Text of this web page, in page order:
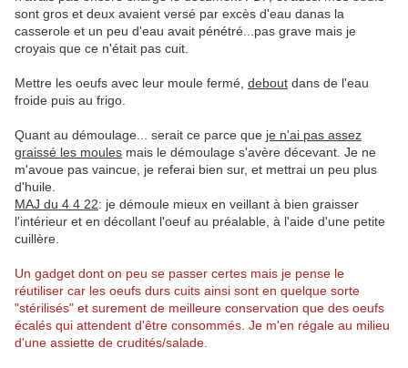
sont gros et deux avaient versé par excès d'eau danas la
casserole et un peu d'eau avait pénétré...pas grave mais je
croyais que ce n'était pas cuit.
Mettre les oeufs avec leur moule fermé, debout dans de l'eau
froide puis au frigo.
Quant au démoulage... serait ce parce que je n'ai pas assez
graissé les moules mais le démoulage s'avère décevant. Je ne
m'avoue pas vaincue, je referai bien sur, et mettrai un peu plus
d'huile.
MAJ du 4 4 22: je démoule mieux en veillant à bien graisser
l'intérieur et en décollant l'oeuf au préalable, à l'aide d'une petite
cuillère.
Un gadget dont on peu se passer certes mais je pense le
réutiliser car les oeufs durs cuits ainsi sont en quelque sorte
"stérilisés" et surement de meilleure conservation que des oeufs
écalés qui attendent d'être consommés. Je m'en régale au milieu
d'une assiette de crudités/salade.